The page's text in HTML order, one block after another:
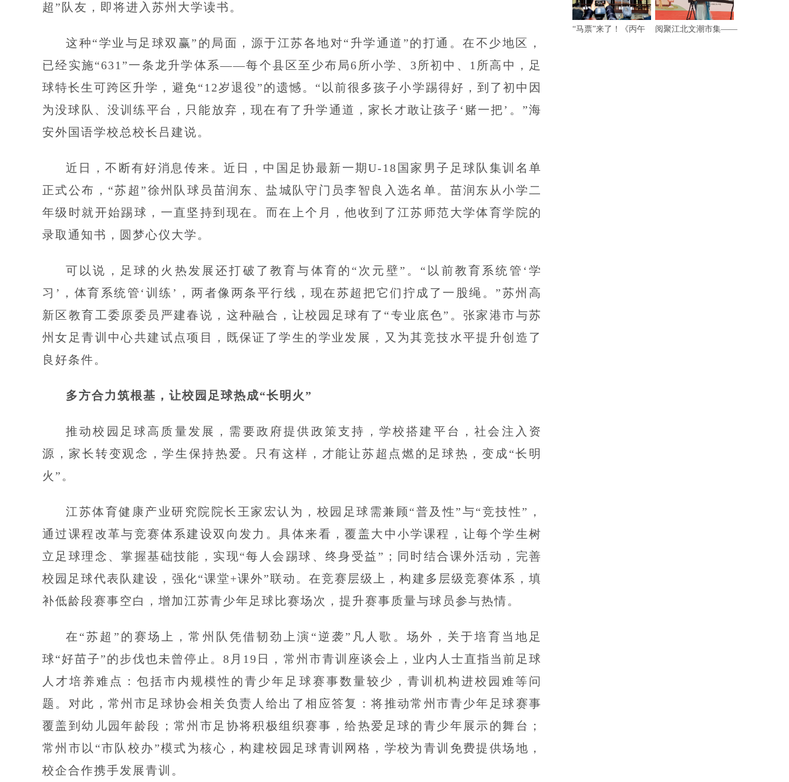
超”队友，即将进入苏州大学读书。
这种“学业与足球双赢”的局面，源于江苏各地对“升学通道”的打通。在不少地区，
已经实施“631”一条龙升学体系——每个县区至少布局6所小学、3所初中、1所高中，足
球特长生可跨区升学，避免“12岁退役”的遗憾。“以前很多孩子小学踢得好，到了初中因
为没球队、没训练平台，只能放弃，现在有了升学通道，家长才敢让孩子‘赌一把’。”海
安外国语学校总校长吕建说。
近日，不断有好消息传来。近日，中国足协最新一期U-18国家男子足球队集训名单
正式公布，“苏超”徐州队球员苗润东、盐城队守门员李智良入选名单。苗润东从小学二
年级时就开始踢球，一直坚持到现在。而在上个月，他收到了江苏师范大学体育学院的
录取通知书，圆梦心仪大学。
可以说，足球的火热发展还打破了教育与体育的“次元壁”。“以前教育系统管‘学
习’，体育系统管‘训练’，两者像两条平行线，现在苏超把它们拧成了一股绳。”苏州高
新区教育工委原委员严建春说，这种融合，让校园足球有了“专业底色”。张家港市与苏
州女足青训中心共建试点项目，既保证了学生的学业发展，又为其竞技水平提升创造了
良好条件。
多方合力筑根基，让校园足球热成“长明火”
推动校园足球高质量发展，需要政府提供政策支持，学校搭建平台，社会注入资
源，家长转变观念，学生保持热爱。只有这样，才能让苏超点燃的足球热，变成“长明
火”。
江苏体育健康产业研究院院长王家宏认为，校园足球需兼顾“普及性”与“竞技性”，
通过课程改革与竞赛体系建设双向发力。具体来看，覆盖大中小学课程，让每个学生树
立足球理念、掌握基础技能，实现“每人会踢球、终身受益”；同时结合课外活动，完善
校园足球代表队建设，强化“课堂+课外”联动。在竞赛层级上，构建多层级竞赛体系，填
补低龄段赛事空白，增加江苏青少年足球比赛场次，提升赛事质量与球员参与热情。
在“苏超”的赛场上，常州队凭借韧劲上演“逆袭”凡人歌。场外，关于培育当地足
球“好苗子”的步伐也未曾停止。8月19日，常州市青训座谈会上，业内人士直指当前足球
人才培养难点：包括市内规模性的青少年足球赛事数量较少，青训机构进校园难等问
题。对此，常州市足球协会相关负责人给出了相应答复：将推动常州市青少年足球赛事
覆盖到幼儿园年龄段；常州市足协将积极组织赛事，给热爱足球的青少年展示的舞台；
常州市以“市队校办”模式为核心，构建校园足球青训网格，学校为青训免费提供场地，
校企合作携手发展青训。
“马票”来了！《丙午 阅聚江北文潮市集——